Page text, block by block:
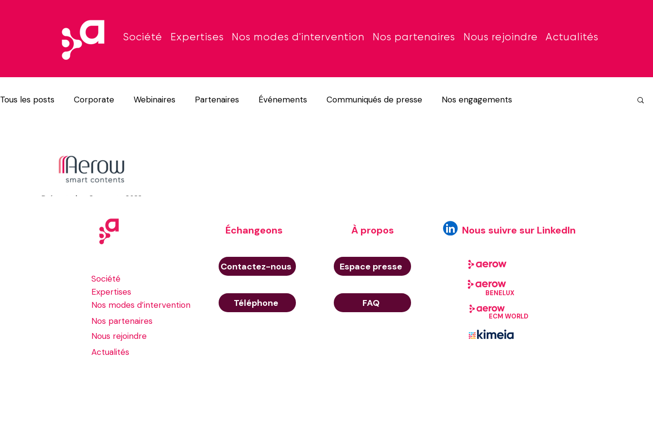
Société Expertises Nos modes d'intervention Nos partenaires Nous rejoindre Actualités
Tous les posts Corporate Webinaires Partenaires Événements Communiqués de presse Nos engagements
Les défis 2022 du monde d'après avec
AEROW société, spécialiste du
conseil et de l'intégration autour des
services de contenus Intelligents.
Société
Expertises
Nos modes d’intervention
Nos partenaires
Échangeons
Contactez-nous
Téléphone
À propos
Espace presse
FAQ
Nous rejoindre
Nous suivre sur LinkedIn
BENELUX
ECM WORLD
Actualités